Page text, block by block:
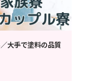
大手で塗料の品質